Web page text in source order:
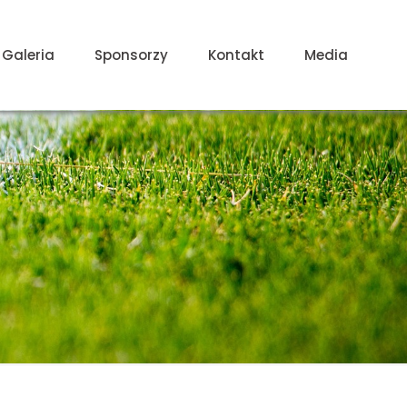
Galeria Sponsorzy Kontakt Media